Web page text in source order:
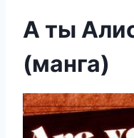
А ты
(манга)